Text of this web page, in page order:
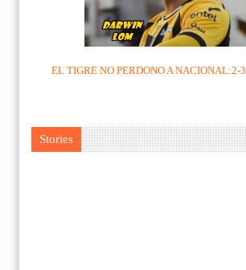
EL TIGRE NO PERDONO A NACIONAL:2-3
Stories